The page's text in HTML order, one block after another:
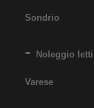
Sondrio
Noleggio
Varese